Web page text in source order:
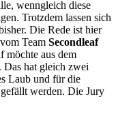
wenngleich diese
Trotzdem lassen sich
Die Rede ist hier
Team Secondleaf
möchte aus dem
Das hat gleich zwei
Laub und für die
werden. Die Jury